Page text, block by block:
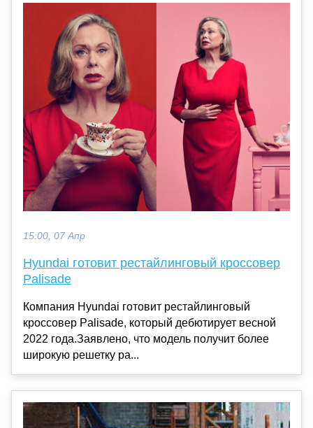
15:00, 07 Апр
Hyundai готовит рестайлинговый кроссовер
Palisade
Компания Hyundai готовит рестайлинговый
кроссовер Palisade, который дебютирует весной
2022 года.Заявлено, что модель получит более
широкую решетку ра...